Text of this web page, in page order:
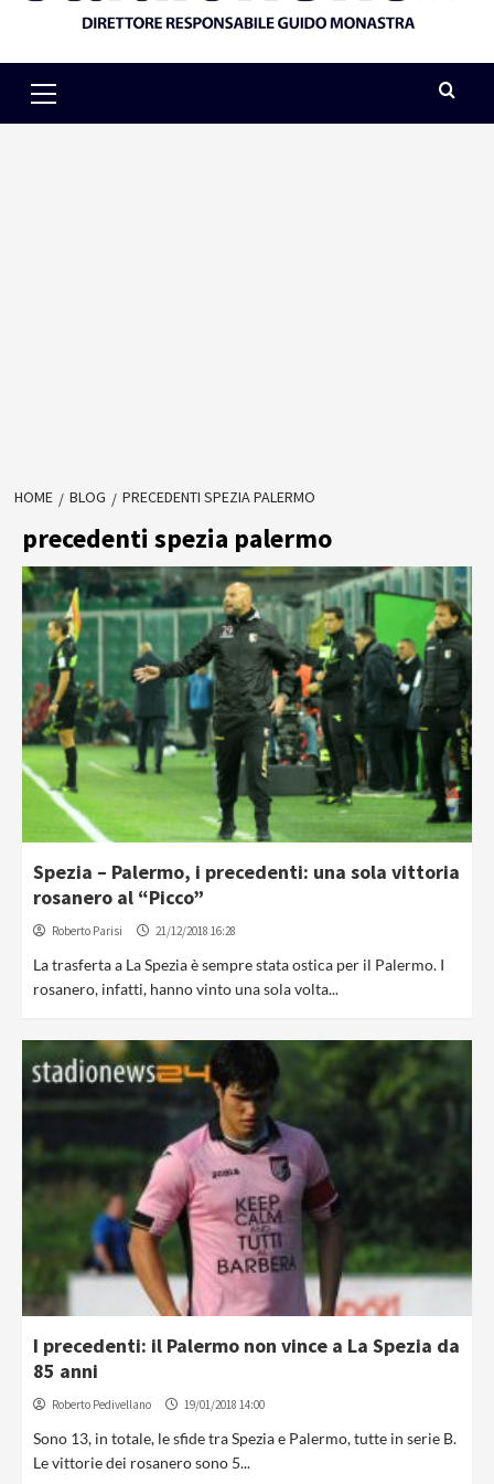
Menu
HOME BLOG PRECEDENTI SPEZIA PALERMO
precedenti spezia palermo
Spezia – Palermo, i precedenti: una sola vittoria
rosanero al “Picco”
Roberto Parisi 21/12/2018 16:28
La trasferta a La Spezia è sempre stata ostica per il Palermo. I
rosanero, infatti, hanno vinto una sola volta...
I precedenti: il Palermo non vince a La Spezia da
85 anni
Roberto Pedivellano 19/01/2018 14:00
Sono 13, in totale, le sfide tra Spezia e Palermo, tutte in serie B.
Le vittorie dei rosanero sono 5...